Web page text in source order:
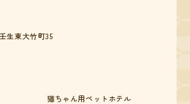
生東大竹町35
猫ちゃん用ペットホテル